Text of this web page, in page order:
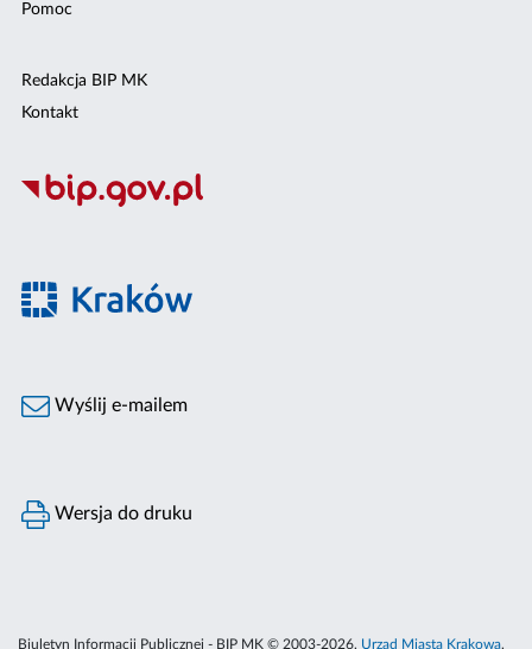
Pomoc
Redakcja BIP MK
Kontakt
Wyślij e-mailem
Wersja do druku
Biuletyn Informacji Publicznej - BIP MK © 2003-2026, Urząd Miasta Krakowa,